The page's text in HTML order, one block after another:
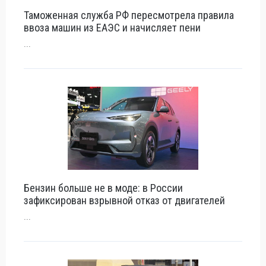
Таможенная служба РФ пересмотрела правила
ввоза машин из ЕАЭС и начисляет пени
...
Бензин больше не в моде: в России
зафиксирован взрывной отказ от двигателей
...